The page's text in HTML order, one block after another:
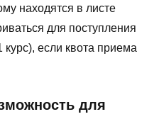
находятся в листе
для поступления
курс), если квота приема
для